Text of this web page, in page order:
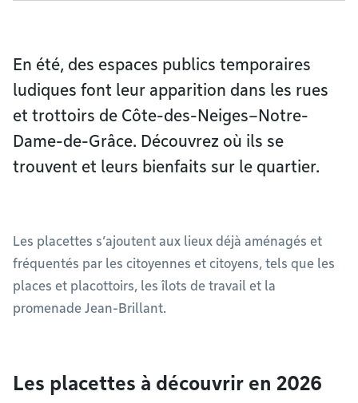
En été, des espaces publics temporaires
ludiques font leur apparition dans les rues
et trottoirs de Côte-des-Neiges–Notre-
Dame-de-Grâce. Découvrez où ils se
trouvent et leurs bienfaits sur le quartier.
Les placettes s’ajoutent aux lieux déjà aménagés et
fréquentés par les citoyennes et citoyens, tels que les
places et placottoirs, les îlots de travail et la
promenade Jean-Brillant.
Les placettes à découvrir en 2026